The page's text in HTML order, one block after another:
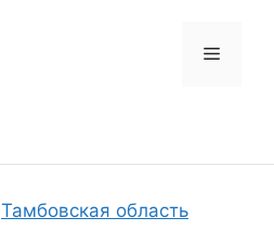
Меню
Тамбовская область